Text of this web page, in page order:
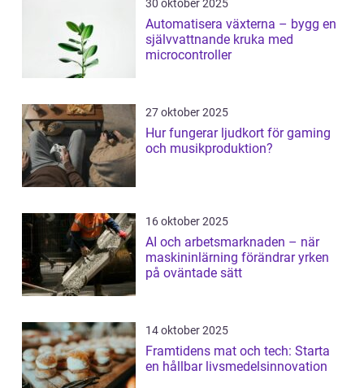
30 oktober 2025
Automatisera växterna – bygg en
självvattnande kruka med
microcontroller
27 oktober 2025
Hur fungerar ljudkort för gaming
och musikproduktion?
16 oktober 2025
AI och arbetsmarknaden – när
maskininlärning förändrar yrken
på oväntade sätt
14 oktober 2025
Framtidens mat och tech: Starta
en hållbar livsmedelsinnovation